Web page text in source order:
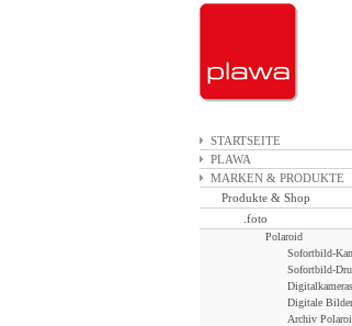
STARTSEITE
PLAWA
MARKEN & PRODUKTE
Produkte & Shop
.foto
Polaroid
Sofortbild-
Sofortbild-
Digitalkameras
Digitale
Archiv